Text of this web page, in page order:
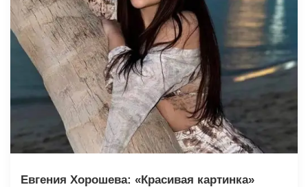
Евгения Хорошева: «Красивая картинка»